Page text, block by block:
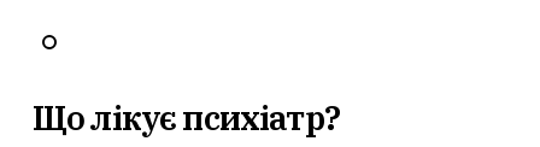
Що лікує психіатр?